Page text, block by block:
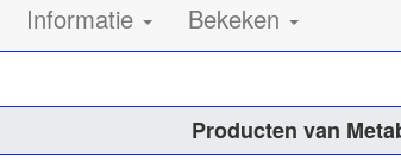
Informatie Bekeken
Producten van